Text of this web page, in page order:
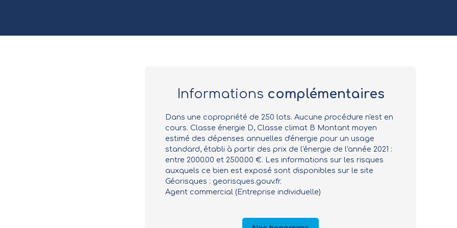
Informations complémentaires
Dans une copropriété de 250 lots. Aucune procédure n'est en
cours. Classe énergie D, Classe climat B Montant moyen
estimé des dépenses annuelles d'énergie pour un usage
standard, établi à partir des prix de l'énergie de l'année 2021 :
entre 2000.00 et 2500.00 €. Les informations sur les risques
auxquels ce bien est exposé sont disponibles sur le site
Géorisques : georisques.gouv.fr.
Agent commercial (Entreprise individuelle)